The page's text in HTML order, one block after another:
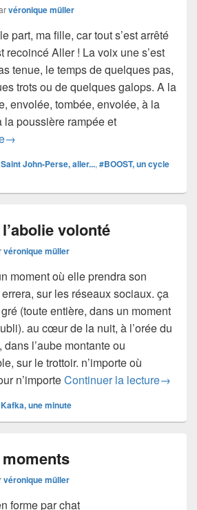
véronique müller
part, ma fille, car tout s’est arrêté
recoincé Aller ! La voix une s’est
tenue, le temps de quelques pas,
trots ou de quelques galops. A la
envolée, tombée, envolée, à la
la poussière rampée et
#boost #10 | Recule, Recluse— Tu
→
John-Perse, aller..., #BOOST, un cycle
volonté
véronique müller
moment où elle prendra son
sur les réseaux sociaux. ça
(toute entière, dans un moment
au cœur de la nuit, à l’orée du
l’aube montante ou
sur le trottoir. n’importe où
n’importeContinuer la lecture#boost
→
une minute
véronique müller
forme par chat